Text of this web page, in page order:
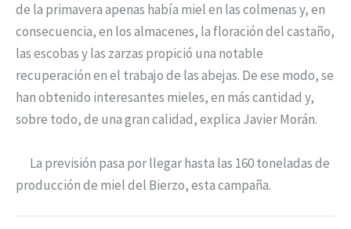
de la primavera apenas había miel en las colmenas y, en
consecuencia, en los almacenes, la floración del castaño,
las escobas y las zarzas propició una notable
recuperación en el trabajo de las abejas. De ese modo, se
han obtenido interesantes mieles, en más cantidad y,
sobre todo, de una gran calidad, explica Javier Morán.
La previsión pasa por llegar hasta las 160 toneladas de
producción de miel del Bierzo, esta campaña.